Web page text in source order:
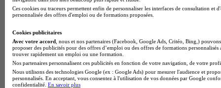
Ces cookies ou traceurs permettent enfin de personnaliser les interfaces de consultation et
personnalisée des offres d'emploi ou de formations proposées.
Cookies publicitaires
Avec votre accord , nous et nos partenaires (Facebook, Google Ads, Critéo, Bing,)
proposer des publicités pour des offres d’emploi ou des offres de formations
trouver rapidement un emploi ou une formation.
Nos partenaires personnalisent ces publicités en fonction de votre navigation, de votre
Nous utilisons des technologies Google (ex : Google Ads) pour mesurer l'audience et
personnalisés. En acceptant, vous consentez à l'utilisation de vos données par Google
confidentialité. En savoir plus